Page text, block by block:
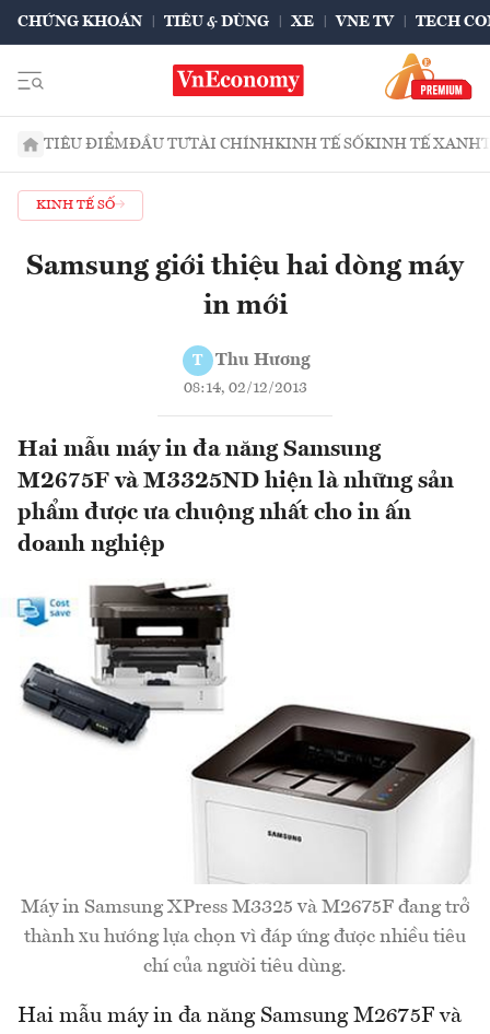
CHỨNG KHOÁN TIÊU & DÙNG XE VNE TV TECH
TIÊU ĐIỂMĐẦU TƯTÀI CHÍNHKINH TẾ SỐKINH TẾ XANH
KINH TẾ SỐ
Samsung giới thiệu hai dòng máy
in mới
T Thu Hương
08:14, 02/12/2013
Hai mẫu máy in đa năng Samsung
M2675F và M3325ND hiện là những sản
phẩm được ưa chuộng nhất cho in ấn
doanh nghiệp
Máy in Samsung XPress M3325 và M2675F đang trở
thành xu hướng lựa chọn vì đáp ứng được nhiều tiêu
chí của người tiêu dùng.
Hai mẫu máy in đa năng Samsung M2675F và